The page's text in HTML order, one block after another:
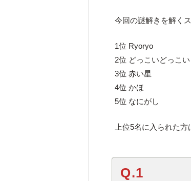
今回の謎解きを解く
1位 Ryoryo
2位 どっこいどっこい
3位 赤い星
4位 かほ
5位 なにがし
上位5名に入られた
Q.1